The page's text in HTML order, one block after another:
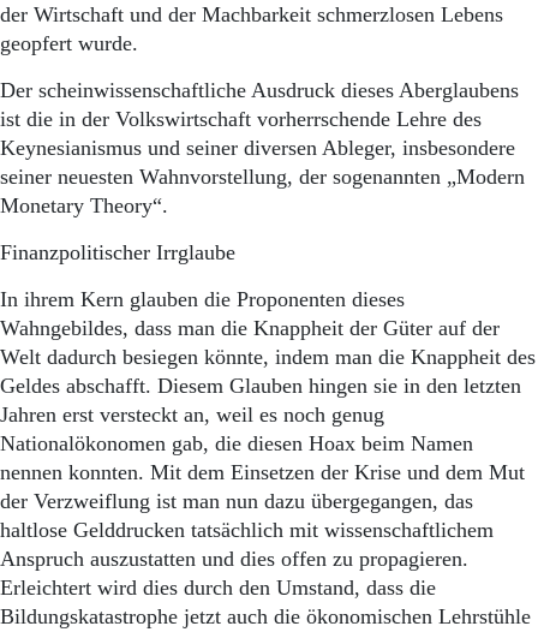
der Wirtschaft und der Machbarkeit schmerzlosen Lebens
geopfert wurde.
Der scheinwissenschaftliche Ausdruck dieses Aberglaubens
ist die in der Volkswirtschaft vorherrschende Lehre des
Keynesianismus und seiner diversen Ableger, insbesondere
seiner neuesten Wahnvorstellung, der sogenannten „Modern
Monetary Theory“.
Finanzpolitischer Irrglaube
In ihrem Kern glauben die Proponenten dieses
Wahngebildes, dass man die Knappheit der Güter auf der
Welt dadurch besiegen könnte, indem man die Knappheit des
Geldes abschafft. Diesem Glauben hingen sie in den letzten
Jahren erst versteckt an, weil es noch genug
Nationalökonomen gab, die diesen Hoax beim Namen
nennen konnten. Mit dem Einsetzen der Krise und dem Mut
der Verzweiflung ist man nun dazu übergegangen, das
haltlose Gelddrucken tatsächlich mit wissenschaftlichem
Anspruch auszustatten und dies offen zu propagieren.
Erleichtert wird dies durch den Umstand, dass die
Bildungskatastrophe jetzt auch die ökonomischen Lehrstühle